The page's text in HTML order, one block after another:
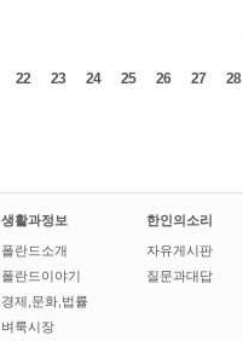
22 23 24 25 26 27 28
생활과정보
폴란드소개
폴란드이야기
경제,문화,법률
벼룩시장
한인의소리
자유게시판
질문과대답